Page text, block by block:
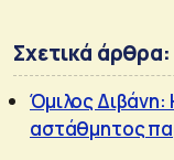
Σχετικά άρθρα:
Όμιλος Διβάνη:
αστάθμητος